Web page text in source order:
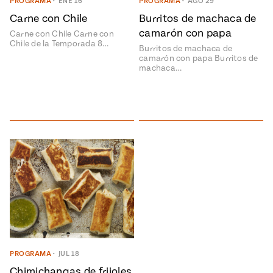
Temporada
14
Mexico
City
La Frontera
Local
Kitchens
Carne con Chile
Carne con Chile Carne con
Chile de la Temporada 8…
Burritos de machaca de
camarón con papa
Burritos de machaca de
camarón con papa Burritos de
machaca…
PROGRAMA • JUL 18